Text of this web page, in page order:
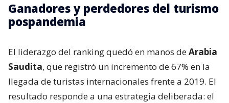
Ganadores y perdedores del turismo
pospandemia
El liderazgo del ranking quedó en manos deArabia
Saudita, que registró un incremento de 67% en la
llegada de turistas internacionales frente a 2019. El
resultado responde a una estrategia deliberada: el